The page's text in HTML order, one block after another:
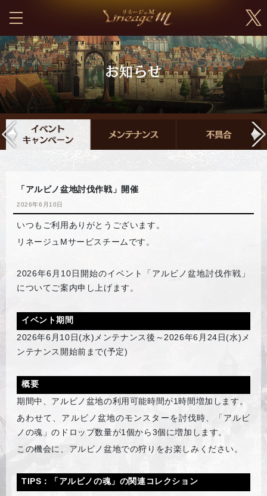
「アルビノ盆地討伐作戦」開催
2026年6月10日
いつもご利用ありがとうございます。
リネージュMサービスチームです。
2026年6月10日開始のイベント「アルビノ盆地討伐作戦」
についてご案内申し上げます。
イベント期間
2026年6月10日(水)メンテナンス後～2026年6月24日(水)メ
ンテナンス開始前まで(予定)
概要
期間中、アルビノ盆地の利用可能時間が1時間増加します。
あわせて、アルビノ盆地のモンスターを討伐時、「アルビ
ノの魂」のドロップ数量が1個から3個に増加します。
この機会に、アルビノ盆地での狩りをお楽しみください。
TIPS ：「アルビノの魂」の関連コレクション